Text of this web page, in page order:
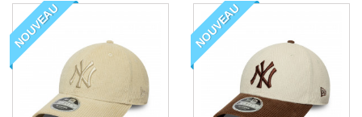
NOUVEAU NOUVEAU